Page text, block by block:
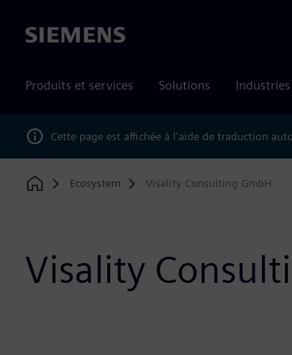
Siemens
Produits et services Solutions Industries
Cette page est affichée à l'aide de traduction
Home
Ecosystem Visality Consulting GmbH
Visality